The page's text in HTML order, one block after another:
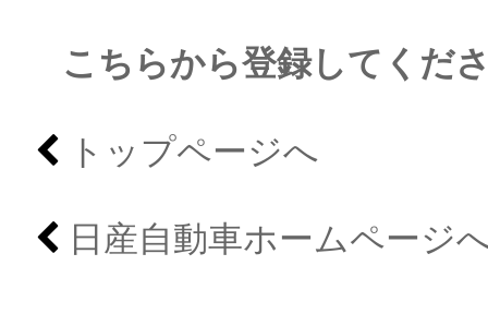
こちらから登録してくだ
トップページへ
日産自動車ホームページ